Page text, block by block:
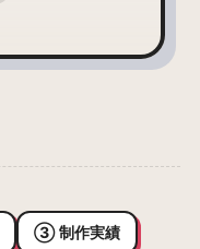
③ 制作実績